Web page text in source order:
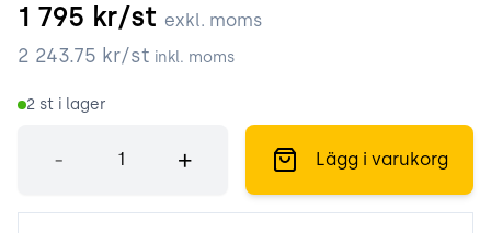
1 795 kr/st exkl. moms
2 243.75 kr/st inkl. moms
2 st i lager
- + Lägg i varukorg